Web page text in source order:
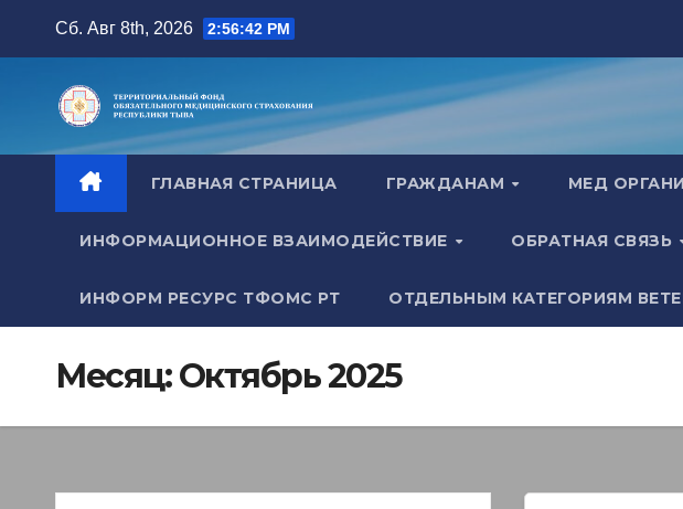
содержимому
Сб. Авг 8th, 2026 2:56:43 PM
ГЛАВНАЯ СТРАНИЦА ГРАЖДАНАМ МЕД
ИНФОРМАЦИОННОЕ ВЗАИМОДЕЙСТВИЕ ОБРАТНАЯ СВЯЗЬ
ИНФОРМ РЕСУРС ТФОМС РТ ОТДЕЛЬНЫМ КАТЕГОРИЯМ
Месяц:Октябрь 2025